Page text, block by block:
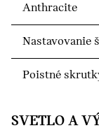
Anthracite
Nastavovanie
Poistné
SVETLO A